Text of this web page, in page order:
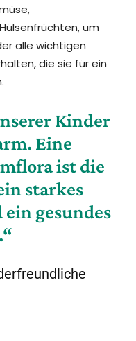
um
alle wichtigen
die sie für ein
Kinder
Eine
ist die
starkes
gesundes